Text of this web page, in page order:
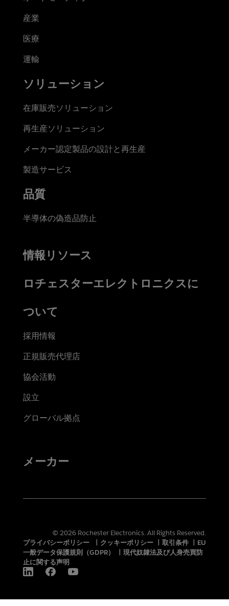
産業
医療
運輸
ソリューション
在庫販売ソリューション
再生産ソリューション
メーカー認定製品の設計と再生産
製造サービス
品質
半導体の偽造品防止
情報リソース
ロチェスターエレクトロニクスに
ついて
採用情報
正規販売代理店
協会活動
設立
グローバル拠点
メーカー
© 2026 Rochester Electronics. All Rights Reserved.
プライバシーポリシー
クッキーポリシー 取引条件
EU
一般データ保護規則（GDPR）
現代奴隷法及び人身売買防
止に関する声明